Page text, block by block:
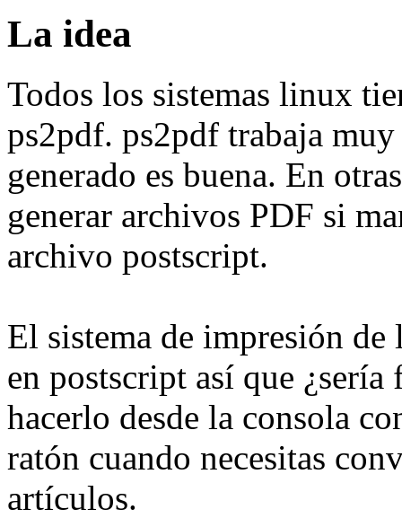
La idea
Todos los sistemas linux
ps2pdf. ps2pdf trabaja
generado es buena. En
generar archivos PDF si
archivo postscript.
El sistema de impresión de
en postscript así que
hacerlo desde la consola
ratón cuando necesitas
artículos.